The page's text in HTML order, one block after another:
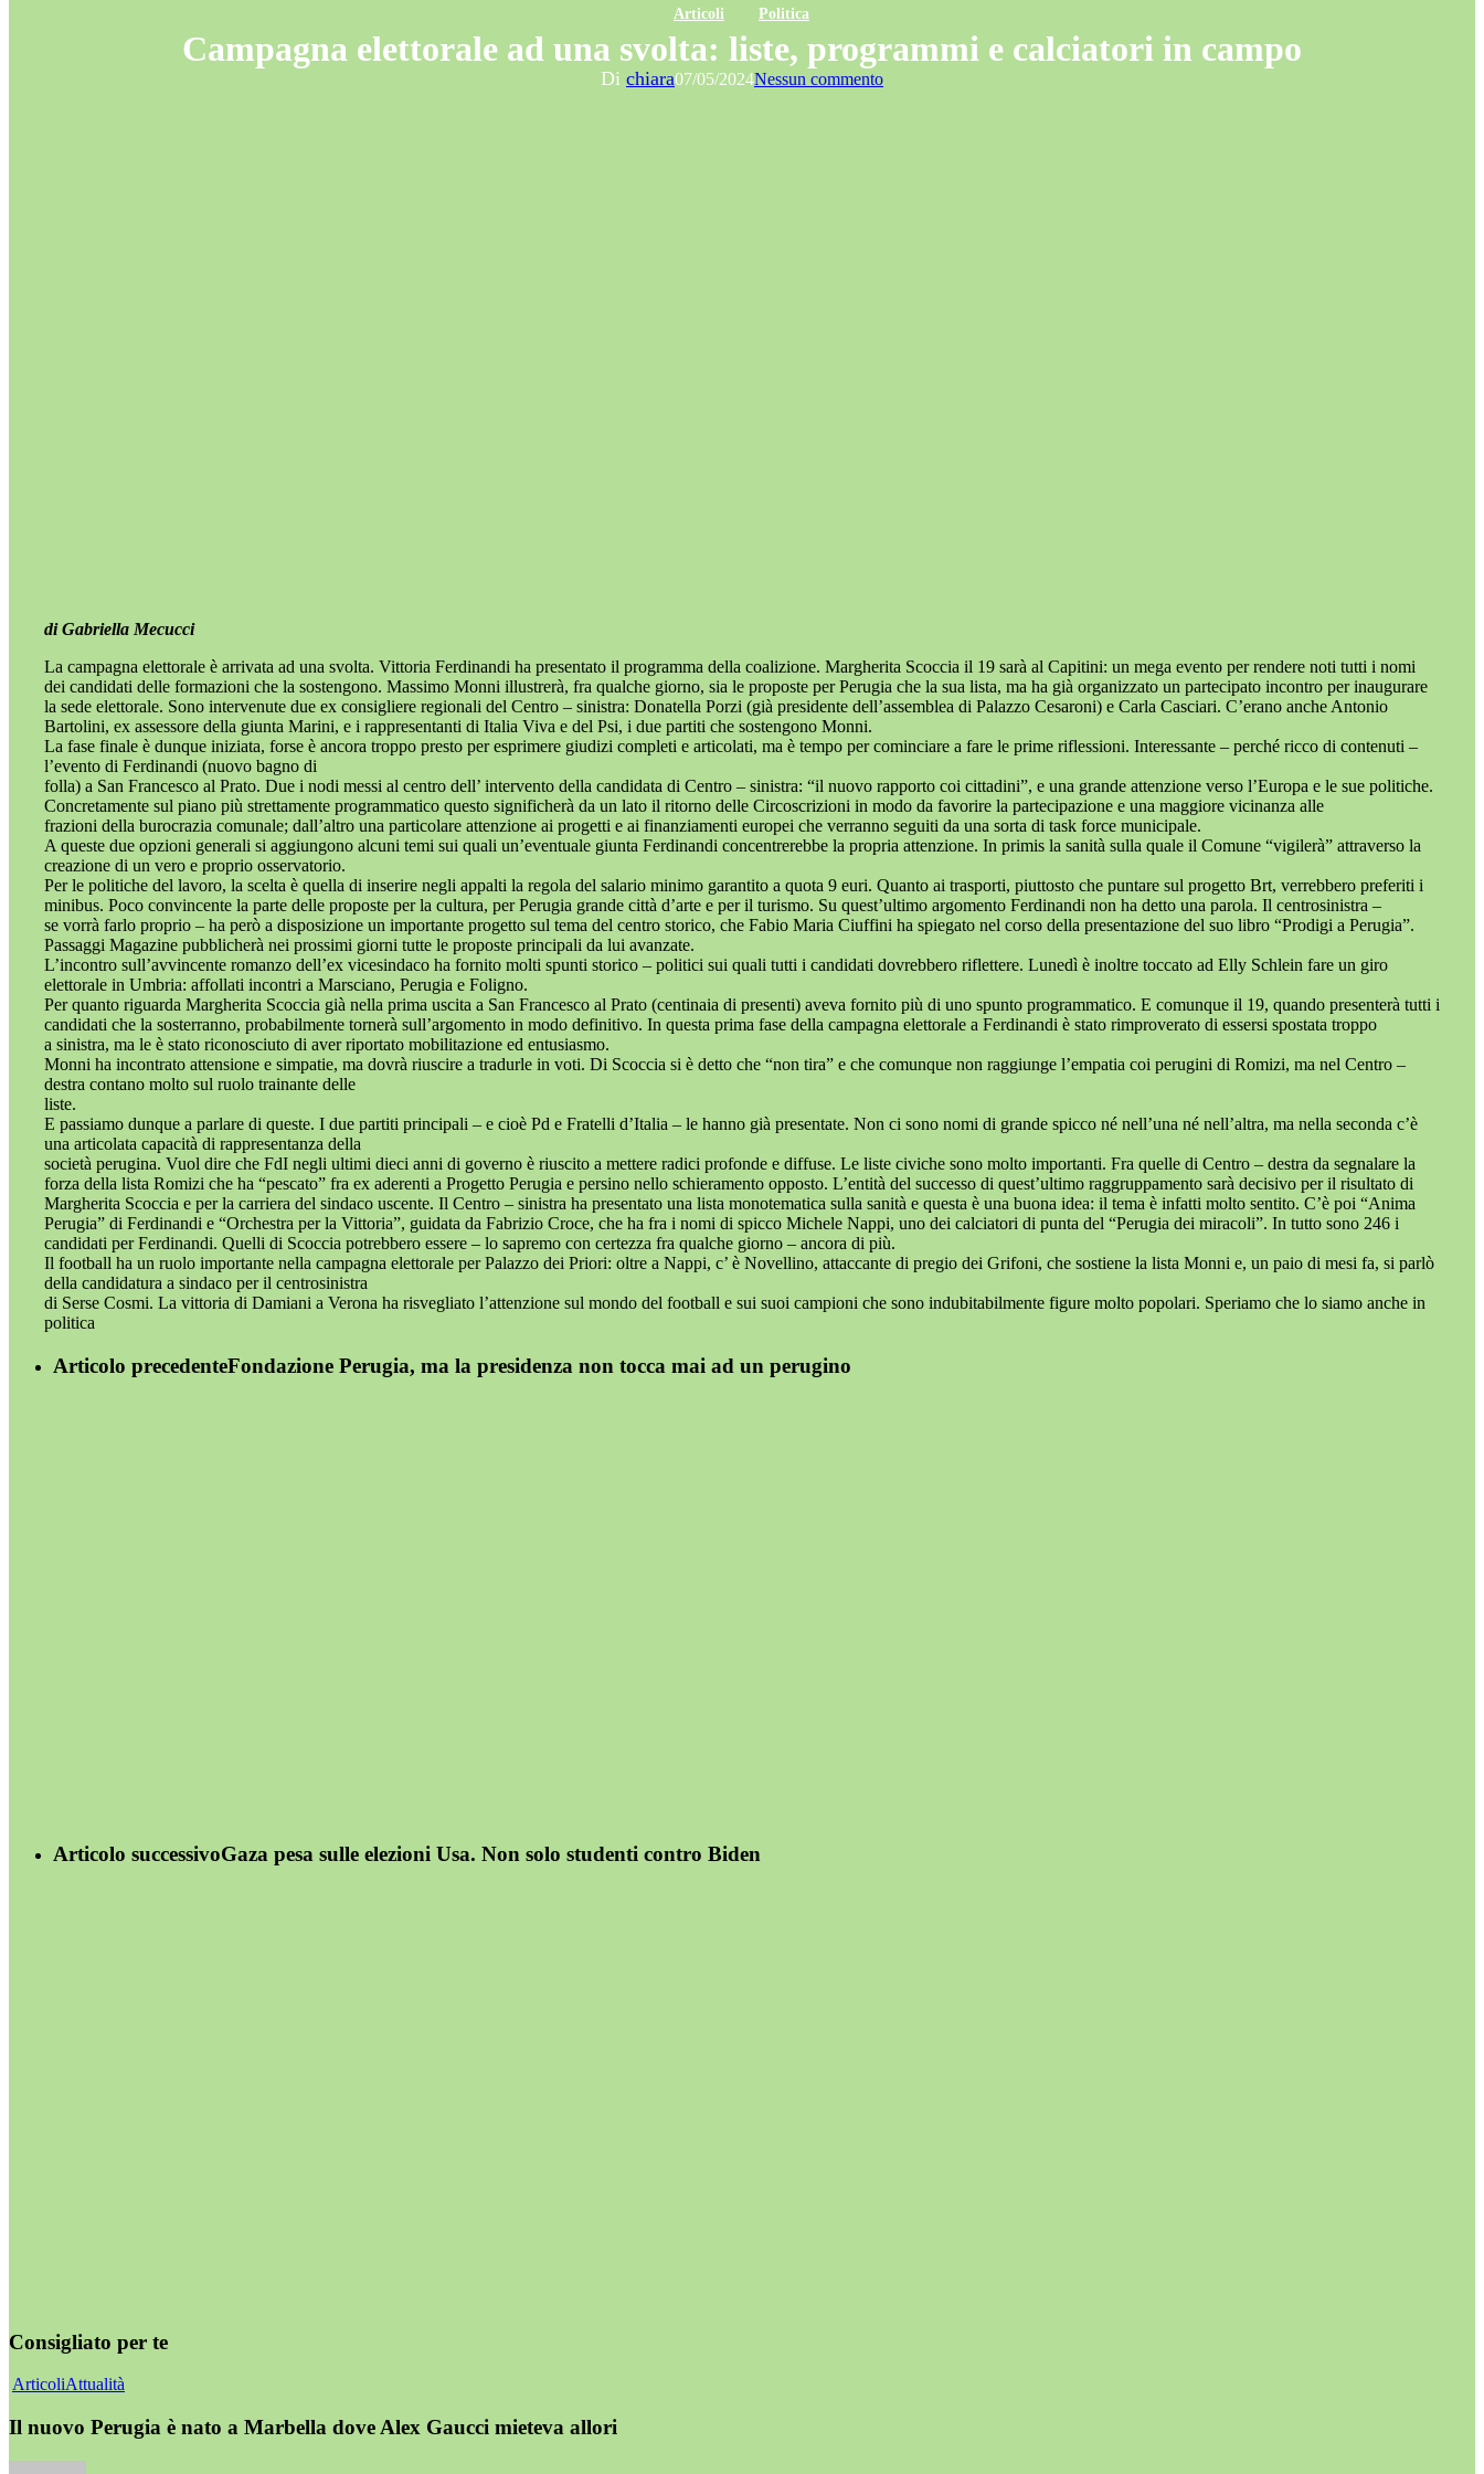
Articoli Politica
Campagna elettorale ad una svolta: liste, programmi e calciatori in campo
Di chiara07/05/2024Nessun commento
di Gabriella Mecucci
La campagna elettorale è arrivata ad una svolta. Vittoria Ferdinandi ha presentato il programma della coalizione. Margherita Scoccia il 19 sarà al Capitini: un mega evento per rendere noti tutti i nomi
dei candidati delle formazioni che la sostengono. Massimo Monni illustrerà, fra qualche giorno, sia le proposte per Perugia che la sua lista, ma ha già organizzato un partecipato incontro per inaugurare
la sede elettorale. Sono intervenute due ex consigliere regionali del Centro – sinistra: Donatella Porzi (già presidente dell’assemblea di Palazzo Cesaroni) e Carla Casciari. C’erano anche Antonio
Bartolini, ex assessore della giunta Marini, e i rappresentanti di Italia Viva e del Psi, i due partiti che sostengono Monni.
La fase finale è dunque iniziata, forse è ancora troppo presto per esprimere giudizi completi e articolati, ma è tempo per cominciare a fare le prime riflessioni. Interessante – perché ricco di contenuti –
l’evento di Ferdinandi (nuovo bagno di
folla) a San Francesco al Prato. Due i nodi messi al centro dell’ intervento della candidata di Centro – sinistra: “il nuovo rapporto coi cittadini”, e una grande attenzione verso l’Europa e le sue politiche.
Concretamente sul piano più strettamente programmatico questo significherà da un lato il ritorno delle Circoscrizioni in modo da favorire la partecipazione e una maggiore vicinanza alle
frazioni della burocrazia comunale; dall’altro una particolare attenzione ai progetti e ai finanziamenti europei che verranno seguiti da una sorta di task force municipale.
A queste due opzioni generali si aggiungono alcuni temi sui quali un’eventuale giunta Ferdinandi concentrerebbe la propria attenzione. In primis la sanità sulla quale il Comune “vigilerà” attraverso la
creazione di un vero e proprio osservatorio.
Per le politiche del lavoro, la scelta è quella di inserire negli appalti la regola del salario minimo garantito a quota 9 euri. Quanto ai trasporti, piuttosto che puntare sul progetto Brt, verrebbero preferiti i
minibus. Poco convincente la parte delle proposte per la cultura, per Perugia grande città d’arte e per il turismo. Su quest’ultimo argomento Ferdinandi non ha detto una parola. Il centrosinistra –
se vorrà farlo proprio – ha però a disposizione un importante progetto sul tema del centro storico, che Fabio Maria Ciuffini ha spiegato nel corso della presentazione del suo libro “Prodigi a Perugia”.
Passaggi Magazine pubblicherà nei prossimi giorni tutte le proposte principali da lui avanzate.
L’incontro sull’avvincente romanzo dell’ex vicesindaco ha fornito molti spunti storico – politici sui quali tutti i candidati dovrebbero riflettere. Lunedì è inoltre toccato ad Elly Schlein fare un giro
elettorale in Umbria: affollati incontri a Marsciano, Perugia e Foligno.
Per quanto riguarda Margherita Scoccia già nella prima uscita a San Francesco al Prato (centinaia di presenti) aveva fornito più di uno spunto programmatico. E comunque il 19, quando presenterà tutti i
candidati che la sosterranno, probabilmente tornerà sull’argomento in modo definitivo. In questa prima fase della campagna elettorale a Ferdinandi è stato rimproverato di essersi spostata troppo
a sinistra, ma le è stato riconosciuto di aver riportato mobilitazione ed entusiasmo.
Monni ha incontrato attensione e simpatie, ma dovrà riuscire a tradurle in voti. Di Scoccia si è detto che “non tira” e che comunque non raggiunge l’empatia coi perugini di Romizi, ma nel Centro –
destra contano molto sul ruolo trainante delle
liste.
E passiamo dunque a parlare di queste. I due partiti principali – e cioè Pd e Fratelli d’Italia – le hanno già presentate. Non ci sono nomi di grande spicco né nell’una né nell’altra, ma nella seconda c’è
una articolata capacità di rappresentanza della
società perugina. Vuol dire che FdI negli ultimi dieci anni di governo è riuscito a mettere radici profonde e diffuse. Le liste civiche sono molto importanti. Fra quelle di Centro – destra da segnalare la
forza della lista Romizi che ha “pescato” fra ex aderenti a Progetto Perugia e persino nello schieramento opposto. L’entità del successo di quest’ultimo raggruppamento sarà decisivo per il risultato di
Margherita Scoccia e per la carriera del sindaco uscente. Il Centro – sinistra ha presentato una lista monotematica sulla sanità e questa è una buona idea: il tema è infatti molto sentito. C’è poi “Anima
Perugia” di Ferdinandi e “Orchestra per la Vittoria”, guidata da Fabrizio Croce, che ha fra i nomi di spicco Michele Nappi, uno dei calciatori di punta del “Perugia dei miracoli”. In tutto sono 246 i
candidati per Ferdinandi. Quelli di Scoccia potrebbero essere – lo sapremo con certezza fra qualche giorno – ancora di più.
Il football ha un ruolo importante nella campagna elettorale per Palazzo dei Priori: oltre a Nappi, c’ è Novellino, attaccante di pregio dei Grifoni, che sostiene la lista Monni e, un paio di mesi fa, si parlò
della candidatura a sindaco per il centrosinistra
di Serse Cosmi. La vittoria di Damiani a Verona ha risvegliato l’attenzione sul mondo del football e sui suoi campioni che sono indubitabilmente figure molto popolari. Speriamo che lo siamo anche in
politica
Articolo precedenteFondazione Perugia, ma la presidenza non tocca mai ad un perugino
Articolo successivoGaza pesa sulle elezioni Usa. Non solo studenti contro Biden
Consigliato per te
ArticoliAttualità
Il nuovo Perugia è nato a Marbella dove Alex Gaucci mieteva allori